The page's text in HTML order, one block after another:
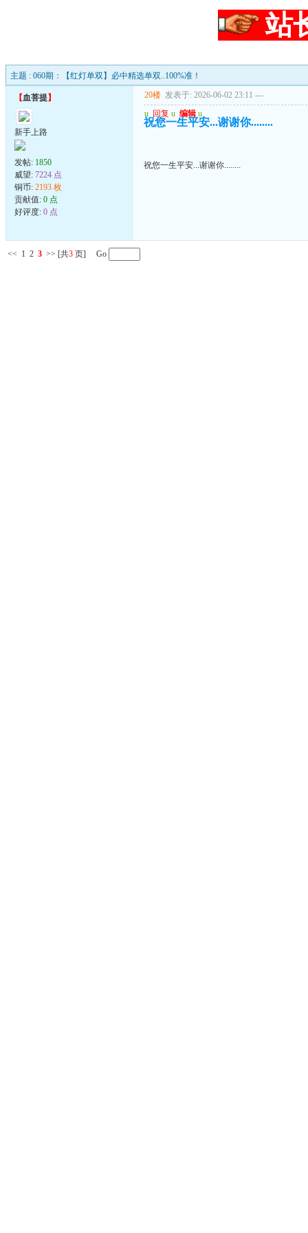
站
主题 : 060期：【红灯单双】必中精选单双..100%准！
【血菩提】
新手上路
发帖: 1850
威望: 7224 点
铜币: 2193 枚
贡献值: 0 点
好评度: 0 点
20楼 发表于: 2026-06-02 23:11 ---
u 回复 u 编辑 u
祝您一生平安...谢谢你........
祝您一生平安...谢谢你........
<< 1 2 3 >> [共3 页] Go